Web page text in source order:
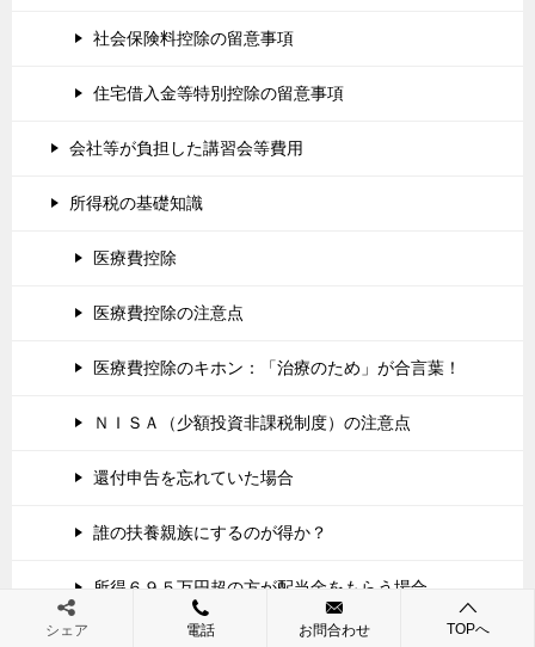
社会保険料控除の留意事項
住宅借入金等特別控除の留意事項
会社等が負担した講習会等費用
所得税の基礎知識
医療費控除
医療費控除の注意点
医療費控除のキホン：「治療のため」が合言葉！
ＮＩＳＡ（少額投資非課税制度）の注意点
還付申告を忘れていた場合
誰の扶養親族にするのが得か？
所得６９５万円超の方が配当金をもらう場合
確定申告をすれば税金が戻ってくる方
シェア 電話 お問合わせ TOPへ